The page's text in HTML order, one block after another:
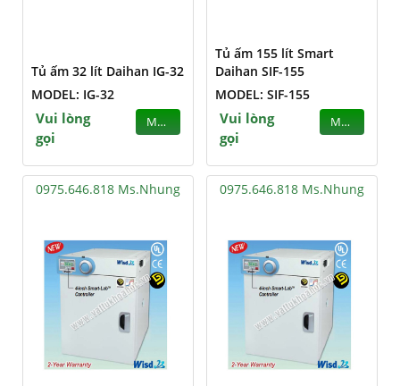
Tủ ấm 32 lít Daihan IG-32
MODEL: IG-32
Vui lòng
gọi
MUA
Tủ ấm 155 lít Smart
Daihan SIF-155
MODEL: SIF-155
Vui lòng
gọi
MUA
0975.646.818 Ms.Nhung 0975.646.818 Ms.Nhung